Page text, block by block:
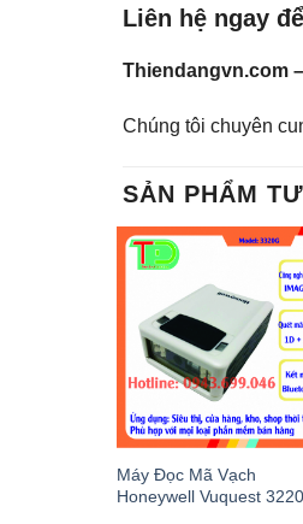
Liên hệ ngay
Thiendangvn.com
Chúng tôi chuyên
SẢN PHẨM
Máy Đọc Mã Vạch
Honeywell Vuquest